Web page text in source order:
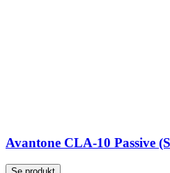
Avantone CLA-10 Passive